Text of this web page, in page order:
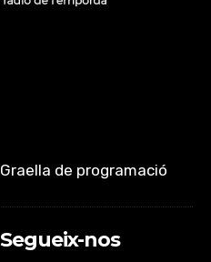
Graella de programació
Segueix-nos